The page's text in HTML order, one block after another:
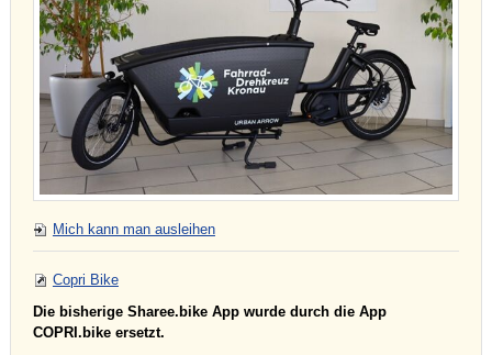
Mich kann man ausleihen
Copri Bike
Die bisherige Sharee.bike App wurde durch die App
COPRI.bike ersetzt.